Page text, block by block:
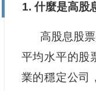
1. 什麼是高股
高股息股
平均水平的股
業的穩定公司